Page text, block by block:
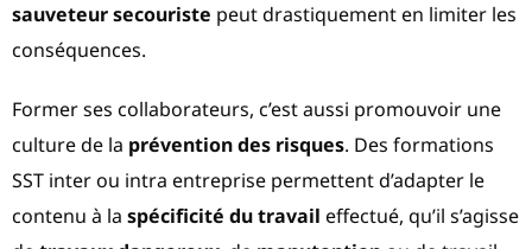
sauveteur secouriste peut drastiquement en limiter les
conséquences.
Former ses collaborateurs, c’est aussi promouvoir une
culture de la prévention des risques. Des formations
SST inter ou intra entreprise permettent d’adapter le
contenu à la spécificité du travail effectué, qu’il s’agisse